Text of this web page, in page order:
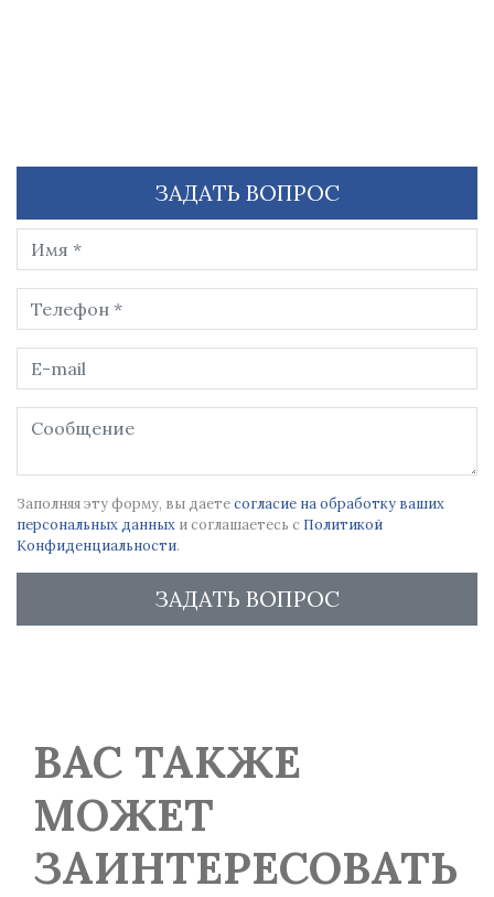
ЗАДАТЬ ВОПРОС
Заполняя эту форму, вы даетесогласие на обработку ваших
персональных данных и соглашаетесь с Политикой
Конфиденциальности.
ЗАДАТЬ ВОПРОС
ВАС ТАКЖЕ
МОЖЕТ
ЗАИНТЕРЕСОВАТЬ